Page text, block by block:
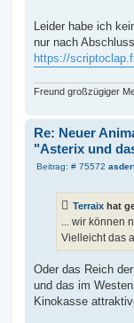
Leider habe ich
nur nach
https://
Freund großzügiger
Re: Neuer
"Asterix und
Beitrag: # 75572 B
r
a
Terraix hat
... wir können
Vielleicht das
Oder das Reich
und das im
Kinokasse